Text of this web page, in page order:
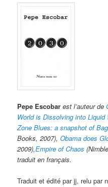
Pepe Escobar est l’auteur de
World is Dissolving into Liquid
Zone Blues: a snapshot of
Books, 2007),Obama does
2009),Empire of Chaos
traduit en français.
Traduit et édité par jj, relu par